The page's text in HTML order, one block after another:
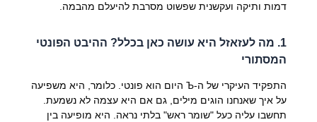
דמות ותיקה ועקשנית שפשוט מסרבת להיעלם מהבמה.
1. מה לעזאזל היא עושה כאן בכלל? ההיבט הפונטי
המסתורי
התפקיד העיקרי של ה-Ъ היום הוא פונטי. כלומר, היא משפיעה
על איך שאנחנו הוגים מילים, גם אם היא עצמה לא נשמעת.
תחשבו עליה כעל "שומר ראש" בלתי נראה. היא מופיעה בין